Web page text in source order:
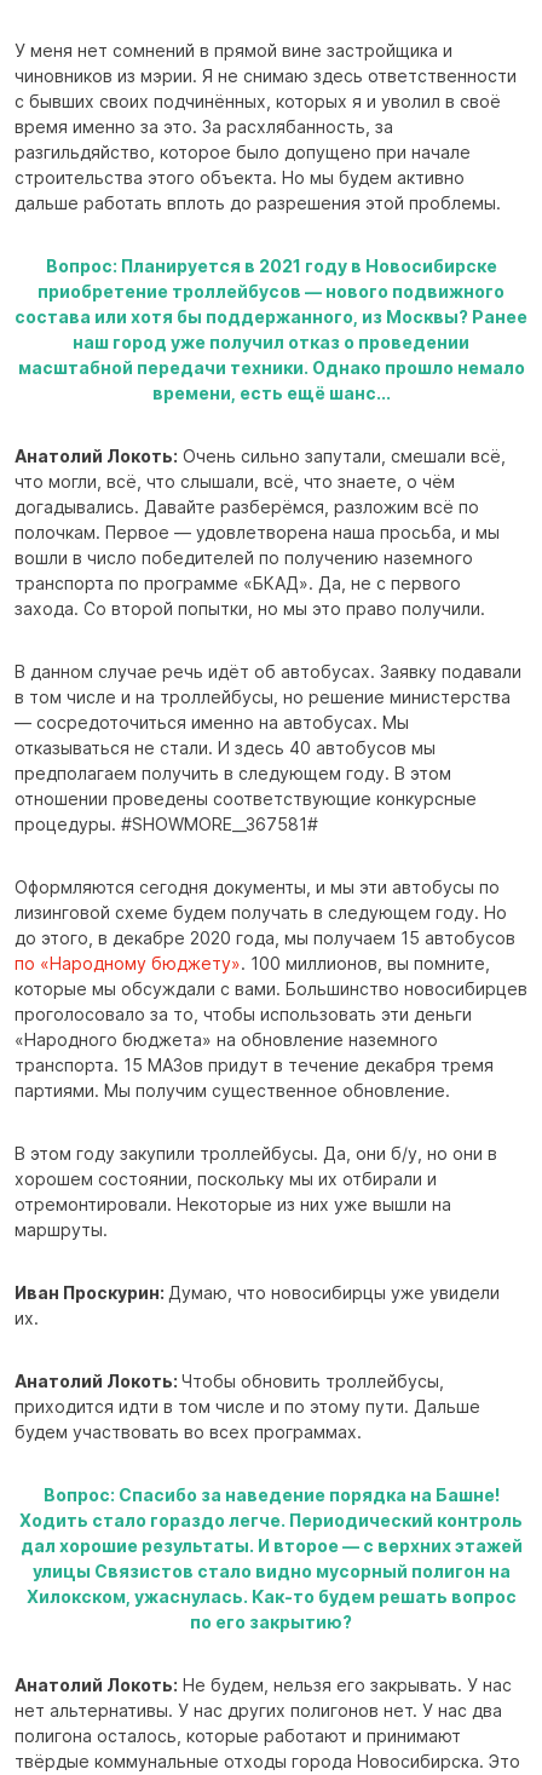
У меня нет сомнений в прямой вине застройщика и
чиновников из мэрии. Я не снимаю здесь ответственности
с бывших своих подчинённых, которых я и уволил в своё
время именно за это. За расхлябанность, за
разгильдяйство, которое было допущено при начале
строительства этого объекта. Но мы будем активно
дальше работать вплоть до разрешения этой проблемы.
Вопрос: Планируется в 2021 году в Новосибирске
приобретение троллейбусов — нового подвижного
состава или хотя бы поддержанного, из Москвы? Ранее
наш город уже получил отказ о проведении
масштабной передачи техники. Однако прошло немало
времени, есть ещё шанс...
Анатолий Локоть: Очень сильно запутали, смешали всё,
что могли, всё, что слышали, всё, что знаете, о чём
догадывались. Давайте разберёмся, разложим всё по
полочкам. Первое — удовлетворена наша просьба, и мы
вошли в число победителей по получению наземного
транспорта по программе «БКАД». Да, не с первого
захода. Со второй попытки, но мы это право получили.
В данном случае речь идёт об автобусах. Заявку подавали
в том числе и на троллейбусы, но решение министерства
— сосредоточиться именно на автобусах. Мы
отказываться не стали. И здесь 40 автобусов мы
предполагаем получить в следующем году. В этом
отношении проведены соответствующие конкурсные
процедуры. #SHOWMORE__367581#
Оформляются сегодня документы, и мы эти автобусы по
лизинговой схеме будем получать в следующем году. Но
до этого, в декабре 2020 года, мы получаем 15 автобусов
по «Народному бюджету». 100 миллионов, вы помните,
которые мы обсуждали с вами. Большинство новосибирцев
проголосовало за то, чтобы использовать эти деньги
«Народного бюджета» на обновление наземного
транспорта. 15 МАЗов придут в течение декабря тремя
партиями. Мы получим существенное обновление.
В этом году закупили троллейбусы. Да, они б/у, но они в
хорошем состоянии, поскольку мы их отбирали и
отремонтировали. Некоторые из них уже вышли на
маршруты.
Иван Проскурин: Думаю, что новосибирцы уже увидели
их.
Анатолий Локоть: Чтобы обновить троллейбусы,
приходится идти в том числе и по этому пути. Дальше
будем участвовать во всех программах.
Вопрос: Спасибо за наведение порядка на Башне!
Ходить стало гораздо легче. Периодический контроль
дал хорошие результаты. И второе — с верхних этажей
улицы Связистов стало видно мусорный полигон на
Хилокском, ужаснулась. Как-то будем решать вопрос
по его закрытию?
Анатолий Локоть: Не будем, нельзя его закрывать. У нас
нет альтернативы. У нас других полигонов нет. У нас два
полигона осталось, которые работают и принимают
твёрдые коммунальные отходы города Новосибирска. Это